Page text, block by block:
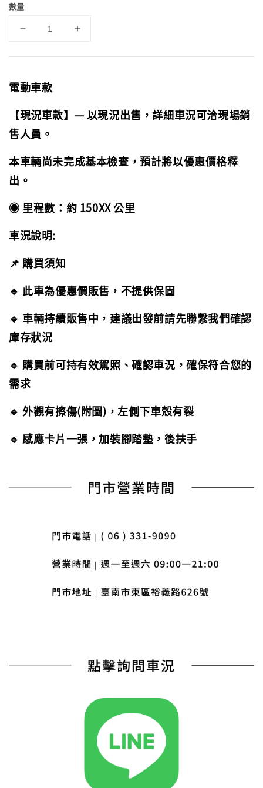
數量
電動車款
【現況車款】— 以現況出售，詳細車況可洽現場銷
售人員。
本車輛尚未完成基本檢查，預計將以優惠價格釋
出。
◉ 里程數：約 150XX 公里
車況說明:
📌 購買須知
🔹 此車為優惠價販售，不提供保固
🔹 車輛持續販售中，建議出發前請先聯繫我們確認
庫存狀況
🔹 購買前可持有效駕照、確認車況，確保符合您的
需求
🔹 外觀有擦傷(附圖)，左側下車殼有裂
🔹 感應卡片一張，加裝腳踏墊，後扶手